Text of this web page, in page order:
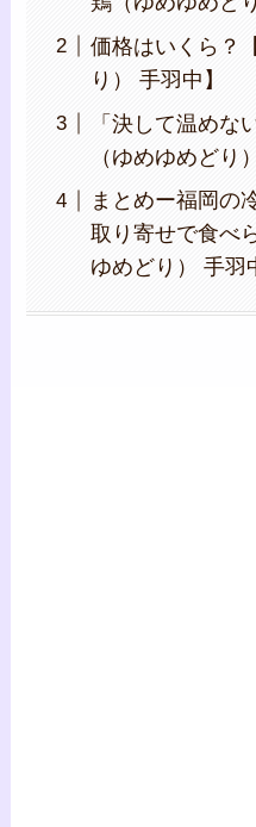
価格はいくら？
り） 手羽中】
「決して温めな
（ゆめゆめどり
まとめー福岡の
取り寄せで食べ
ゆめどり） 手羽